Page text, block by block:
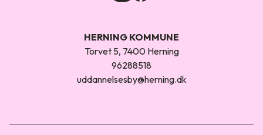
HERNING KOMMUNE
Torvet 5, 7400 Herning
96288518
uddannelsesby@herning.dk